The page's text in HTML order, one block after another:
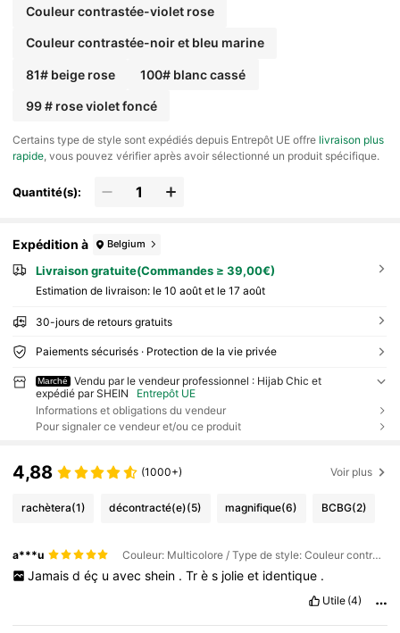
Couleur contrastée-violet rose
Couleur contrastée-noir et bleu marine
81# beige rose 100# blanc cassé
99 # rose violet foncé
​Certains type de style sont expédiés depuis Entrepôt UE offre livraison plus
rapide, vous pouvez vérifier après avoir sélectionné un produit spécifique.
Quantité(s):
Expédition à Belgium
Livraison gratuite(Commandes ≥ 39,00€)
Estimation de livraison: le 10 août et le 17 août
30-jours de retours gratuits
Paiements sécurisés · Protection de la vie privée
Marché
Vendu par le vendeur professionnel : Hijab Chic et
expédié par SHEIN
Entrepôt UE
Informations et obligations du vendeur
Pour signaler ce vendeur et/ou ce produit
4,88 (1000+) Voir plus
rachètera(1) décontracté(e)(5) magnifique(6) BCBG(2)
a***u Couleur: Multicolore / Type de style: Couleur contrastée-rouge
Jamais d éç u avec shein . Tr è s jolie et identique .
Utile (4)